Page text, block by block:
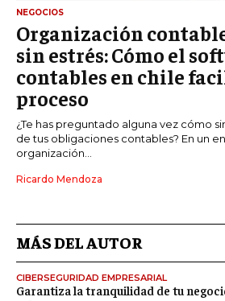
NEGOCIOS
Organización
sin estrés: Cómo el
contables en chile
proceso
¿Te has preguntado alguna vez cómo
de tus obligaciones contables? En un
organización...
Ricardo Mendoza
MÁS DEL AUTOR
CIBERSEGURIDAD EMPRESARIAL
Garantiza la tranquilidad de tu